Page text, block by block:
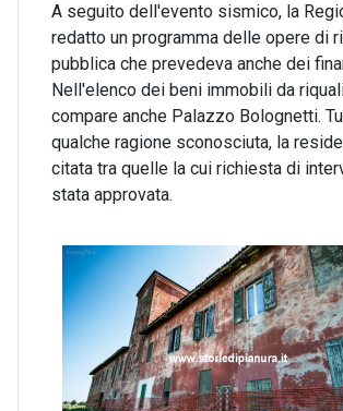
A seguito dell'evento sismico, la
redatto un programma delle opere di
pubblica che prevedeva anche dei
Nell'elenco dei beni immobili da
compare anche Palazzo Bolognetti.
qualche ragione sconosciuta, la
citata tra quelle la cui richiesta di
stata approvata.